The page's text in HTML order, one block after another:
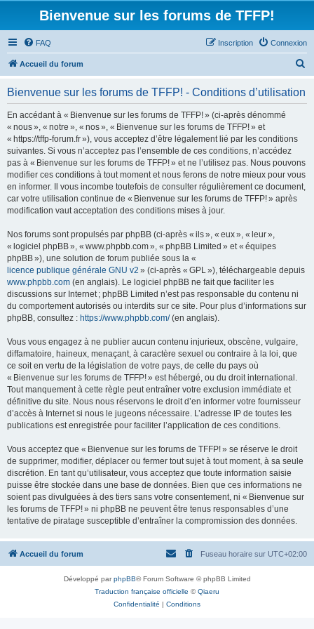
Bienvenue sur les forums de TFFP!
FAQ Connexion
Inscription
Accueil du forum
Bienvenue sur les forums de TFFP! - Conditions d’utilisation
En accédant à « Bienvenue sur les forums de TFFP! » (ci-après dénommé
« nous », « notre », « nos », « Bienvenue sur les forums de TFFP! » et
« https://tffp-forum.fr »), vous acceptez d’être légalement lié par les conditions
suivantes. Si vous n’acceptez pas l’ensemble de ces conditions, n’accédez
pas à « Bienvenue sur les forums de TFFP! » et ne l’utilisez pas. Nous pouvons
modifier ces conditions à tout moment et nous ferons de notre mieux pour vous
en informer. Il vous incombe toutefois de consulter régulièrement ce document,
car votre utilisation continue de « Bienvenue sur les forums de TFFP! » après
modification vaut acceptation des conditions mises à jour.
Nos forums sont propulsés par phpBB (ci-après « ils », « eux », « leur »,
« logiciel phpBB », « www.phpbb.com », « phpBB Limited » et « équipes
phpBB »), une solution de forum publiée sous la «
licence publique générale GNU v2 » (ci-après « GPL »), téléchargeable depuis
www.phpbb.com (en anglais). Le logiciel phpBB ne fait que faciliter les
discussions sur Internet ; phpBB Limited n’est pas responsable du contenu ni
du comportement autorisés ou interdits sur ce site. Pour plus d’informations sur
phpBB, consultez : https://www.phpbb.com/(en anglais).
Vous vous engagez à ne publier aucun contenu injurieux, obscène, vulgaire,
diffamatoire, haineux, menaçant, à caractère sexuel ou contraire à la loi, que
ce soit en vertu de la législation de votre pays, de celle du pays où
« Bienvenue sur les forums de TFFP! » est hébergé, ou du droit international.
Tout manquement à cette règle peut entraîner votre exclusion immédiate et
définitive du site. Nous nous réservons le droit d’en informer votre fournisseur
d’accès à Internet si nous le jugeons nécessaire. L’adresse IP de toutes les
publications est enregistrée pour faciliter l’application de ces conditions.
Vous acceptez que « Bienvenue sur les forums de TFFP! » se réserve le droit
de supprimer, modifier, déplacer ou fermer tout sujet à tout moment, à sa seule
discrétion. En tant qu’utilisateur, vous acceptez que toute information saisie
puisse être stockée dans une base de données. Bien que ces informations ne
soient pas divulguées à des tiers sans votre consentement, ni « Bienvenue sur
les forums de TFFP! » ni phpBB ne peuvent être tenus responsables d’une
tentative de piratage susceptible d’entraîner la compromission des données.
Accueil du forum Fuseau horaire sur UTC+02:00
Développé parphpBB® Forum Software © phpBB Limited
Traduction française officielle ©Qiaeru
Confidentialité | Conditions